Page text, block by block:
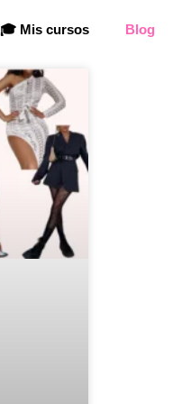
🎓 Mis cursos Blog